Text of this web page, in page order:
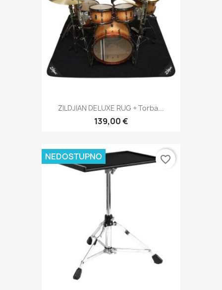
ZILDJIAN DELUXE RUG + Torba...
139,00 €
NEDOSTUPNO favorite_border